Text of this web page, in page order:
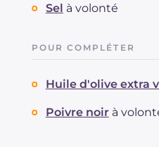
Sel à volonté
POUR COMPLÉTER
Huile d'olive extra
Poivre noir à